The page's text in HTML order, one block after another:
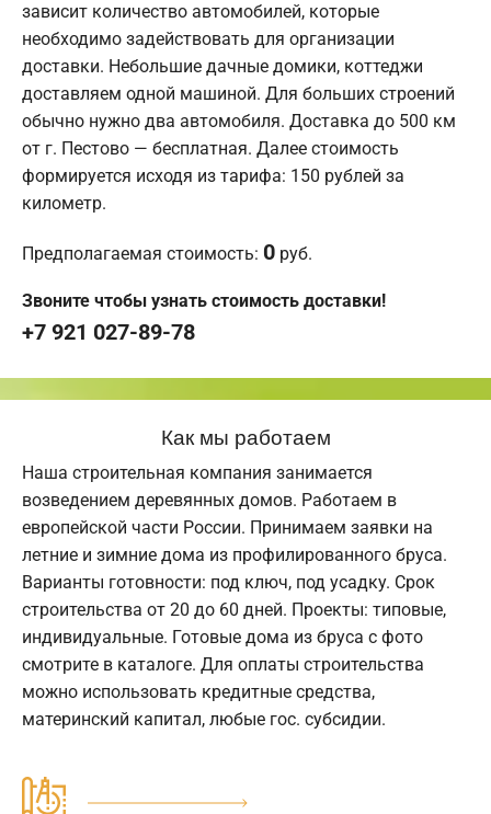
зависит количество автомобилей, которые
необходимо задействовать для организации
доставки. Небольшие дачные домики, коттеджи
доставляем одной машиной. Для больших строений
обычно нужно два автомобиля. Доставка до 500 км
от г. Пестово — бесплатная. Далее стоимость
формируется исходя из тарифа: 150 рублей за
километр.
Предполагаемая стоимость: 0 руб.
Звоните чтобы узнать стоимость доставки!
+7 921 027-89-78
Как мы работаем
Наша строительная компания занимается
возведением деревянных домов. Работаем в
европейской части России. Принимаем заявки на
летние и зимние дома из профилированного бруса.
Варианты готовности: под ключ, под усадку. Срок
строительства от 20 до 60 дней. Проекты: типовые,
индивидуальные. Готовые дома из бруса с фото
смотрите в каталоге. Для оплаты строительства
можно использовать кредитные средства,
материнский капитал, любые гос. субсидии.